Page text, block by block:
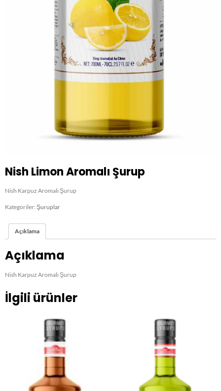
Nish Limon Aromalı Şurup
Nish Karpuz Aromalı Şurup
Kategoriler: Şuruplar
Açıklama
Açıklama
Nish Karpuz Aromalı Şurup
İlgili ürünler